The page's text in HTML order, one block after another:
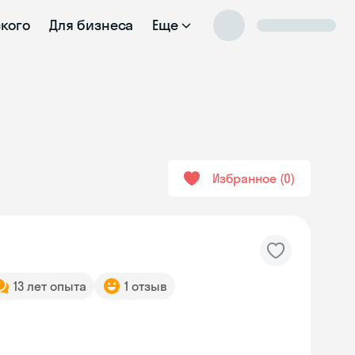
Для бизнеса Еще
Избранное 0
13 лет опыта 1 отзыв